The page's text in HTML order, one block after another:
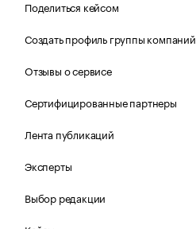
Поделиться кейсом
Создать профиль группы компаний
Отзывы о сервисе
Сертифицированные партнеры
Лента публикаций
Эксперты
Выбор редакции